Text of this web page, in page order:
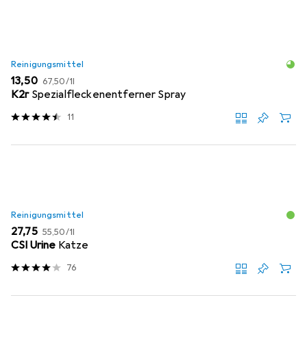
Reinigungsmittel
EUR
13,50 EUR
67,50/1l
K2r Spezialfleckenentferner Spray
11
Reinigungsmittel
EUR
27,75 EUR
55,50/1l
CSI Urine Katze
76